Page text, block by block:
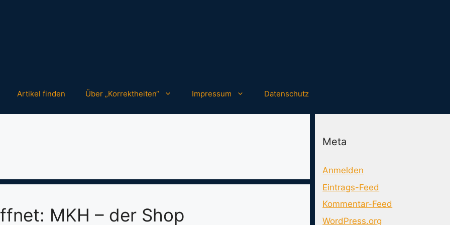
Artikel finden Über „Korrektheiten“ Impressum Datenschutz
MKH – der Shop
Meta
Anmelden
Eintrags-Feed
Kommentar-Feed
WordPress.org